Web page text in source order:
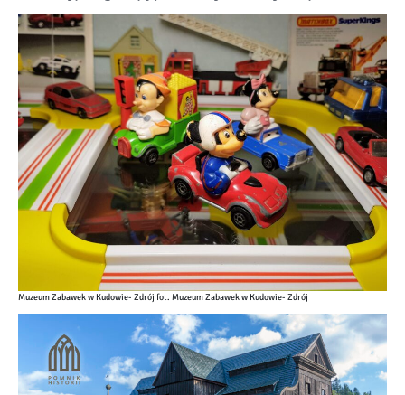
Muzeum Zabawek w Kudowie- Zdrój fot. Muzeum Zabawek w Kudowie- Zdrój